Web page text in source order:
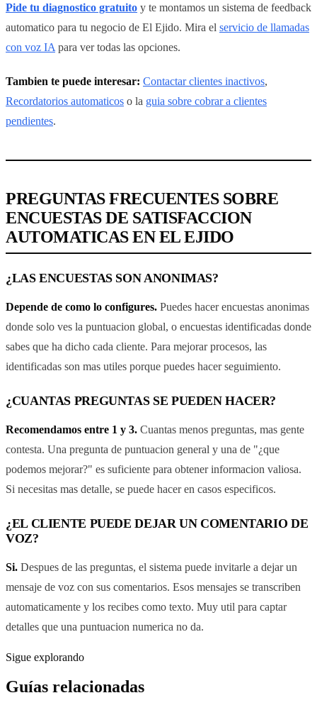
Pide tu diagnostico gratuito y te montamos un sistema de feedback
automatico para tu negocio de El Ejido. Mira el servicio de llamadas
con voz IA para ver todas las opciones.
Tambien te puede interesar: Contactar clientes inactivos,
Recordatorios automaticos o la guia sobre cobrar a clientes
pendientes.
PREGUNTAS FRECUENTES SOBRE
ENCUESTAS DE SATISFACCION
AUTOMATICAS EN EL EJIDO
¿LAS ENCUESTAS SON ANONIMAS?
Depende de como lo configures. Puedes hacer encuestas anonimas
donde solo ves la puntuacion global, o encuestas identificadas donde
sabes que ha dicho cada cliente. Para mejorar procesos, las
identificadas son mas utiles porque puedes hacer seguimiento.
¿CUANTAS PREGUNTAS SE PUEDEN HACER?
Recomendamos entre 1 y 3. Cuantas menos preguntas, mas gente
contesta. Una pregunta de puntuacion general y una de "¿que
podemos mejorar?" es suficiente para obtener informacion valiosa.
Si necesitas mas detalle, se puede hacer en casos especificos.
¿EL CLIENTE PUEDE DEJAR UN COMENTARIO DE
VOZ?
Si. Despues de las preguntas, el sistema puede invitarle a dejar un
mensaje de voz con sus comentarios. Esos mensajes se transcriben
automaticamente y los recibes como texto. Muy util para captar
detalles que una puntuacion numerica no da.
Sigue explorando
Guías relacionadas